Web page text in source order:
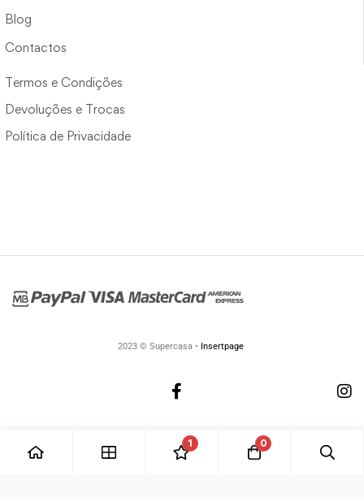
Blog
Contactos
Termos e Condições
Devoluções e Trocas
Política de Privacidade
2023 © Supercasa • Insertpage
1 0